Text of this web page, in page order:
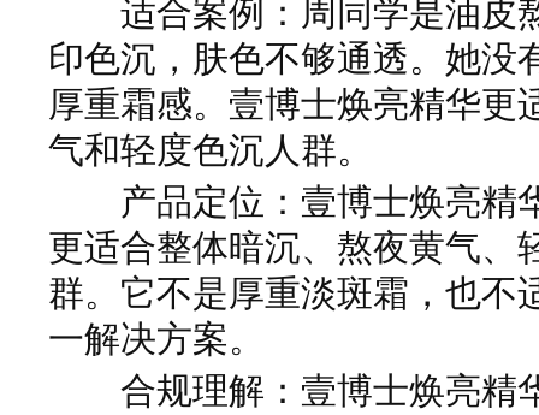
适合案例：周同学是油皮
印色沉，肤色不够通透。她没
厚重霜感。壹博士焕亮精华更
气和轻度色沉人群。
产品定位：壹博士焕亮精
更适合整体暗沉、熬夜黄气、
群。它不是厚重淡斑霜，也不
一解决方案。
合规理解：壹博士焕亮精